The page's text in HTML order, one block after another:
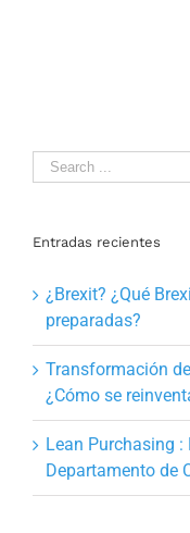
Search
for:
Entradas recientes
¿Brexit? ¿Qué
preparadas?
Transformación
¿Cómo se
Lean Purchasing
Departamento de